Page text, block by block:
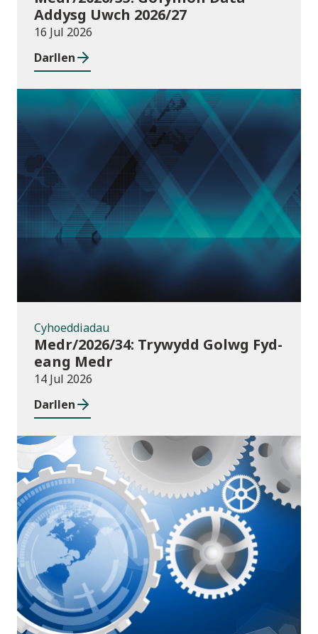
Addysg Uwch 2026/27
16 Jul 2026
Darllen
Cyhoeddiadau
Cyhoeddiadau
Medr/2026/34: Trywydd Golwg Fyd-
eang Medr
14 Jul 2026
Darllen
Cyhoeddiadau